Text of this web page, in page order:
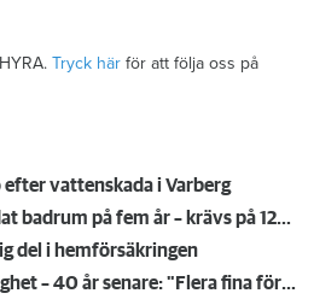
Tryck här för att följa oss på
vattenskada i Varberg
Anmälde inte vattenskadat badrum på fem år – krävs på 125 000 kronor
del i hemförsäkringen
Kompisdealen blev verklighet – 40 år senare: "Flera fina fördelar med att dela bostad"